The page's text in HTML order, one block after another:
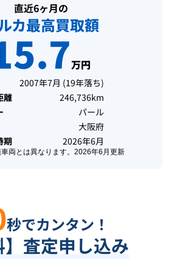
直近6ヶ月の
カ最高買取額
万円
2007年7月 (19年落ち)
離
246,736km
パール
大阪府
期
2026年6月
両とは異なります。 2026年6月 更新
秒でカンタン！
】査定申し込み